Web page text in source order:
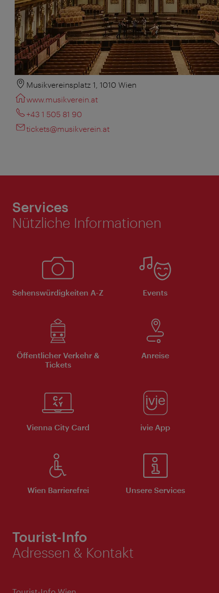
Musikvereinsplatz 1, 1010 Wien
www.musikverein.at
+43 1 505 81 90
tickets@musikverein.at
Services
Nützliche Informationen
Sehenswürdigkeiten A-Z Events
Öffentlicher Verkehr &
Tickets
Anreise
Vienna City Card ivie App
Wien Barrierefrei Unsere Services
Tourist-Info
Adressen & Kontakt